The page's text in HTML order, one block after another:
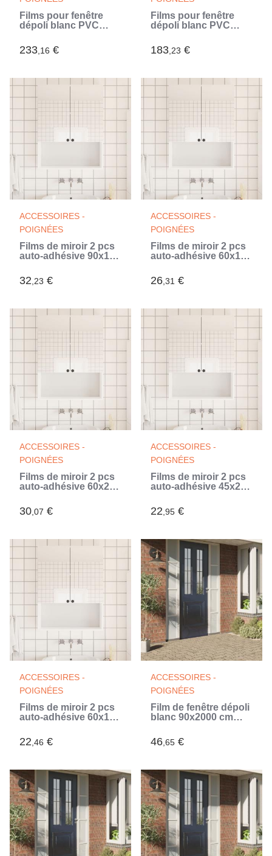
Films pour fenêtre
dépoli blanc PVC
233,16 €
Films pour fenêtre
dépoli blanc PVC
183,23 €
ACCESSOIRES -
POIGNÉES
Films de miroir 2 pcs
auto-adhésive 90x150
32,23 €
ACCESSOIRES -
POIGNÉES
Films de miroir 2 pcs
auto-adhésive 60x150
26,31 €
ACCESSOIRES -
POIGNÉES
Films de miroir 2 pcs
auto-adhésive 60x200
30,07 €
ACCESSOIRES -
POIGNÉES
Films de miroir 2 pcs
auto-adhésive 45x200
22,95 €
ACCESSOIRES -
POIGNÉES
Films de miroir 2 pcs
auto-adhésive 60x100
22,46 €
ACCESSOIRES -
POIGNÉES
Film de fenêtre dépoli
blanc 90x2000 cm
46,65 €